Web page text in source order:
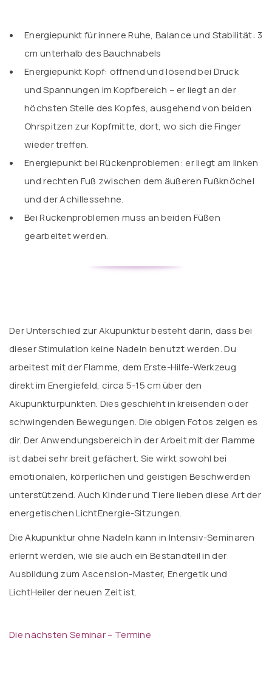
Energiepunkt für innere Ruhe, Balance und Stabilität: 3
cm unterhalb des Bauchnabels
Energiepunkt Kopf: öffnend und lösend bei Druck
und Spannungen im Kopfbereich – er liegt an der
höchsten Stelle des Kopfes, ausgehend von beiden
Ohrspitzen zur Kopfmitte, dort, wo sich die Finger
wieder treffen.
Energiepunkt bei Rückenproblemen: er liegt am linken
und rechten Fuß zwischen dem äußeren Fußknöchel
und der Achillessehne.
Bei Rückenproblemen muss an beiden Füßen
gearbeitet werden.
Der Unterschied zur Akupunktur besteht darin, dass bei
dieser Stimulation keine Nadeln benutzt werden. Du
arbeitest mit der Flamme, dem Erste-Hilfe-Werkzeug
direkt im Energiefeld, circa 5-15 cm über den
Akupunkturpunkten. Dies geschieht in kreisenden oder
schwingenden Bewegungen. Die obigen Fotos zeigen es
dir. Der Anwendungsbereich in der Arbeit mit der Flamme
ist dabei sehr breit gefächert. Sie wirkt sowohl bei
emotionalen, körperlichen und geistigen Beschwerden
unterstützend. Auch Kinder und Tiere lieben diese Art der
energetischen LichtEnergie-Sitzungen.
Die Akupunktur ohne Nadeln kann in Intensiv-Seminaren
erlernt werden, wie sie auch ein Bestandteil in der
Ausbildung zum Ascension-Master, Energetik und
LichtHeiler der neuen Zeit ist.
Die nächsten Seminar – Termine